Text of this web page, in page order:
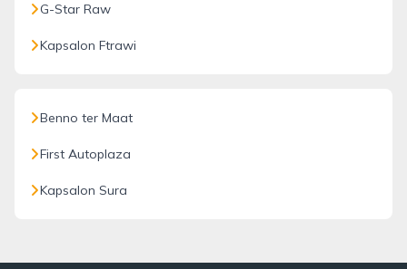
G-Star Raw
Kapsalon Ftrawi
Benno ter Maat
First Autoplaza
Kapsalon Sura